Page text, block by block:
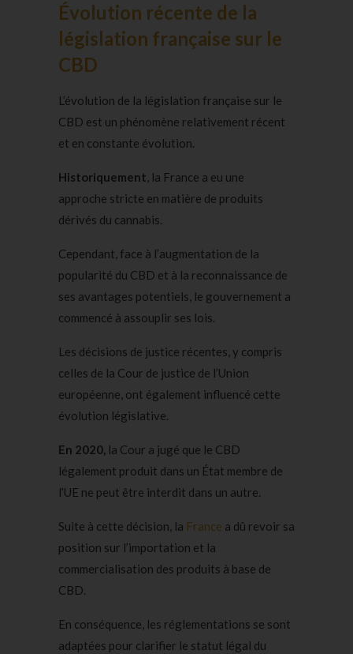
Évolution récente de la
législation française sur le
CBD
L’évolution de la législation française sur le
CBD est un phénomène relativement récent
et en constante évolution.
Historiquement, la France a eu une
approche stricte en matière de produits
dérivés du cannabis.
Cependant, face à l’augmentation de la
popularité du CBD et à la reconnaissance de
ses avantages potentiels, le gouvernement a
commencé à assouplir ses lois.
Les décisions de justice récentes, y compris
celles de la Cour de justice de l’Union
européenne, ont également influencé cette
évolution législative.
En 2020, la Cour a jugé que le CBD
légalement produit dans un État membre de
l’UE ne peut être interdit dans un autre.
Suite à cette décision, la France a dû revoir sa
position sur l’importation et la
commercialisation des produits à base de
CBD.
En conséquence, les réglementations se sont
adaptées pour clarifier le statut légal du